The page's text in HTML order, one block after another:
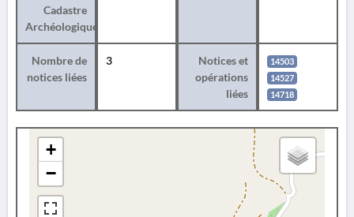
Cadastre
Archéologique
Nombre de
notices liées
3
Notices et
opérations
liées
14503
14527
14718
+
−